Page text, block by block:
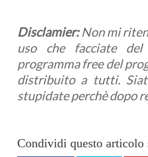
Disclamier:Non mi
uso che facciate
programma free del
distribuito a tutti.
stupidate perchè dopo
Condividi questo articolo